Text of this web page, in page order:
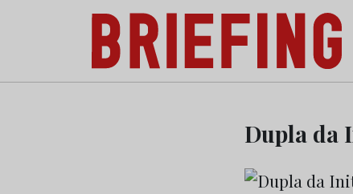
Briefing: Todas as notícias sobre os
Dupla da